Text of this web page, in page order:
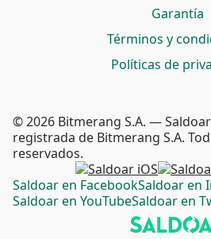
Garantía
Términos y
Políticas de
Saldoar en FacebookSaldoar en
Saldoar en YouTubeSaldoar en
© 2026 Bitmerang S.A. —
registrada de Bitmerang S.A.
reservados.